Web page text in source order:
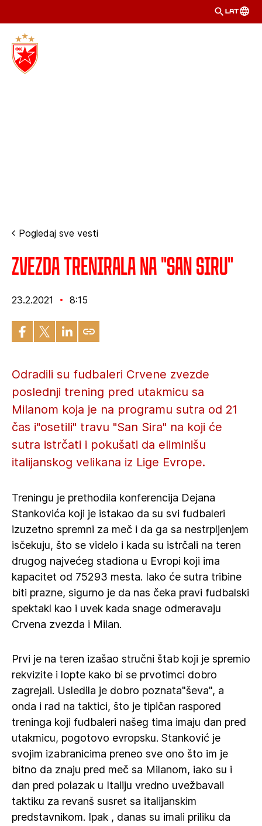
LAT
Pogledaj sve vesti
Zvezda trenirala na "San Siru"
23.2.2021 8:15
Odradili su fudbaleri Crvene zvezde
poslednji trening pred utakmicu sa
Milanom koja je na programu sutra od 21
čas i"osetili" travu "San Sira" na koji će
sutra istrčati i pokušati da eliminišu
italijanskog velikana iz Lige Evrope.
Treningu je prethodila konferencija Dejana
Stankovića koji je istakao da su svi fudbaleri
izuzetno spremni za meč i da ga sa nestrpljenjem
isčekuju, što se videlo i kada su istrčali na teren
drugog najvećeg stadiona u Evropi koji ima
kapacitet od 75293 mesta. Iako će sutra tribine
biti prazne, sigurno je da nas čeka pravi fudbalski
spektakl kao i uvek kada snage odmeravaju
Crvena zvezda i Milan.
Prvi je na teren izašao stručni štab koji je spremio
rekvizite i lopte kako bi se prvotimci dobro
zagrejali. Usledila je dobro poznata"ševa", a
onda i rad na taktici, što je tipičan raspored
treninga koji fudbaleri našeg tima imaju dan pred
utakmicu, pogotovo evropsku. Stanković je
svojim izabranicima preneo sve ono što im je
bitno da znaju pred meč sa Milanom, iako su i
dan pred polazak u Italiju vredno uvežbavali
taktiku za revanš susret sa italijanskim
predstavnikom. Ipak , danas su imali priliku da